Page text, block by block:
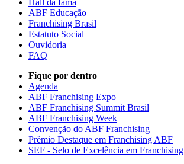
Hall da fama
ABF Educação
Franchising Brasil
Estatuto Social
Ouvidoria
FAQ
Fique por dentro
Agenda
ABF Franchising Expo
ABF Franchising Summit Brasil
ABF Franchising Week
Convenção do ABF Franchising
Prêmio Destaque em Franchising ABF
SEF - Selo de Excelência em Franchising